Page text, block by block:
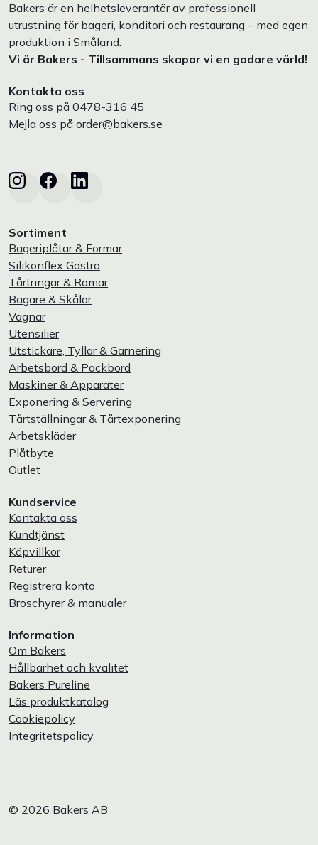
Bakers är en helhetsleverantör av professionell
utrustning för bageri, konditori och restaurang – med egen
produktion i Småland.
Vi är Bakers - Tillsammans skapar vi en godare värld!
Kontakta oss
Ring oss på 0478-316 45
Mejla oss på order@bakers.se
Sortiment
Bageriplåtar & Formar
Silikonflex Gastro
Tårtringar & Ramar
Bägare & Skålar
Vagnar
Utensilier
Utstickare, Tyllar & Garnering
Arbetsbord & Packbord
Maskiner & Apparater
Exponering & Servering
Tårtställningar & Tårtexponering
Arbetskläder
Plåtbyte
Outlet
Kundservice
Kontakta oss
Kundtjänst
Köpvillkor
Returer
Registrera konto
Broschyrer & manualer
Information
Om Bakers
Hållbarhet och kvalitet
Bakers Pureline
Läs produktkatalog
Cookiepolicy
Integritetspolicy
© 2026 Bakers AB